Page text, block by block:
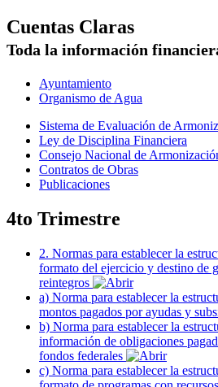
Cuentas Claras
Toda la información
Ayuntamiento
Organismo de Agua
Sistema de Evaluación de
Ley de Disciplina Financiera
Consejo Nacional de
Contratos de Obras
Publicaciones
4to Trimestre
2. Normas para establecer la
formato del ejercicio y destino de
reintegros
a) Norma para establecer la
montos pagados por ayudas y
b) Norma para establecer la
información de obligaciones
fondos federales
c) Norma para establecer la